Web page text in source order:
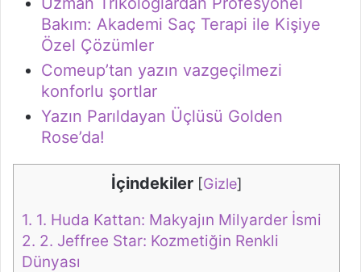
Bakım: Akademi Saç Terapi ile Kişiye
Özel Çözümler
Comeup’tan yazın vazgeçilmezi
konforlu şortlar
Yazın Parıldayan Üçlüsü Golden
Rose’da!
İçindekiler [Gizle]
1. 1. Huda Kattan: Makyajın Milyarder İsmi
2. 2. Jeffree Star: Kozmetiğin Renkli
Dünyası